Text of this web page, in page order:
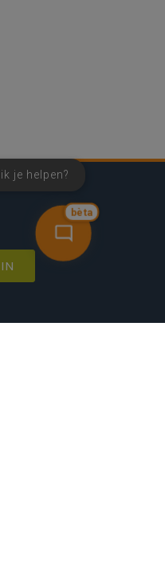
bèta
je helpen?